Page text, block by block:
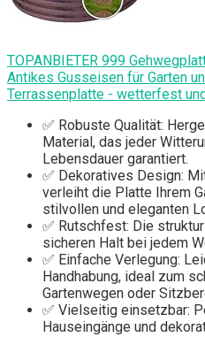
TOPANBIETER 999
Antikes Gusseisen für Garten
Terrassenplatte - wetterfest
✅ Robuste Qualität:
Material, das jeder
Lebensdauer garantiert.
✅ Dekoratives Design:
verleiht die Platte Ihrem
stilvollen und eleganten
✅ Rutschfest: Die
sicheren Halt bei jedem
✅ Einfache Verlegung:
Handhabung, ideal zum
Gartenwegen oder
✅ Vielseitig einsetzbar:
Hauseingänge und